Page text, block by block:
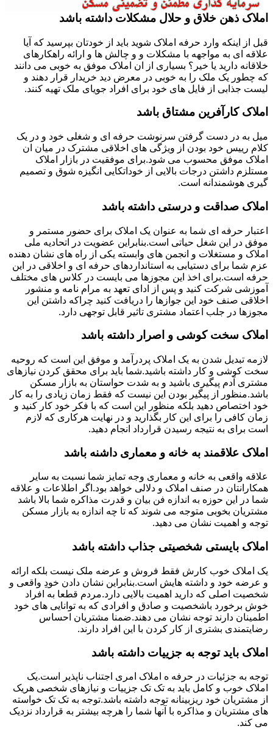
املاک ذهن خلاق و حلال مشکلات داشته باشد
قبل از اینکه وارد حرفه املاک شوید باید از خودتان بپرسید که آیا
علاقه ای به مواجهه با مشکلات و و چالش ها و ارائه راهکارهای
خلاقانه دارید یا خیر؟ بسیاری از ان املاک موفق به خوبی می دانند
که چطور یک ملک را به خوبی در معرض دید خریدار قرار دهند و
لیست جذابی از فایل های خود برای افراد جویای ملک تهیه کنند.
املاک کارآفرین مشتاق باشد
میل به در دست گرفتن سرنوشت حرفه ای و شغلی خود و در یک
کلام رییس خود بودن از ویژگی های اخلاقی مشترک در میان ان
املاک موفق محسوب می شود.برای موفقیت در بازار املاک
مستلزم داشتن درجات بالایی از خوداتکایی انگیزه شوق و تصمیم
گیری هوشمندانه است.
املاک صداقت و درستی داشته باشد
اعتبار حرفه ای شما به عنوان یک املاک برای حضور مستمر و
موفق در این شغل حیاتی است.بنابراین عضویت در اتحادیه ملی
املاک و مستغلات و انجمن های وابسته یکی از راه های نشان دهنده
عزم شما برای دستیابی به استانداردهای حرفه ای و اخلاقی در این
حرفه است.برای اخذ این مجوزها می بایست در کلاس های مختلف
آموزشی شرکت کنید و پس از ادای تعهد به مرام نامه و منشور
اخلاقی صنف خود این جوازها را دریافت کنید چراکه داشتن این
مجوزها در جلب اعتماد مشتری تاثیر قابل توجهی دارد.
املاک سخت کوشی و اصرار داشته باشد
لازمه تبدیل شدن به یک املاک پردرآمد و موفق این است که روحیه
سخت کوشی و کار داشته باشید.شما باید برای محقق کردن نیازهای
مشتری آدم پیگیری باشید و به شدت حواستان به بازار مسکن
باشد.منظور از پیگیر بودن این نیست که فقط زمان زیادی را به کار
خود اختصاص دهید بلکه منظور این است که با فکر خود کار کنید و
زمان کافی را برای این کار بگذارید و در نهایت هرکاری که لازم
است برای به نتیجه رسیدن قرارداد انجام دهید.
املاک علاقمند به خانه و معماری داشنه باشد
علاقه واقعی به خانه و معماری وجه تمایز شما نسبت به سایر
همکارانتان در صنف املاک و دلالی خواهد بود.اگر اطلاعات و علاقه
شما در این حوزه به اندازه فن بیان و قدرت مذاکره شما بالا باشد
مشتریان بخوبی متوجه می شوند که تا چه اندازه به بازار مسکن
توجه و اهمیت نشان می دهید.
املاک بایستی شخصیتی جذاب داشته باشد
یک املاک خوب کارش فقط فروش و عرضه ملک نیست بلکه ارائه
و عرضه خود و داشته هایش است.بنابراین نشان دادن خودِ واقعی و
شخصیت اصلی که دارید اهمیت بالایی دارد.مردم قطعا به افراد
خوش برخورد باشخصیت و صادق و افرادی که به توانایی های خود
اطمینان دارند توجه نشان می دهند.ضمنا مشتریان احساس
رضایتمندی بشتری از کار کردن با این افراد دارند.
املاک باید توجه به جزییات داشته باشد
توجه به جزئیات در حرفه ه املاک امری اجتناب ناپذیر است.یک
املاک خوب و کامل باید به تک تک جزییات و نیازهای شخصی هریک
از مشتریان خود ریزبینانه توجه داشته باشد.توجه به تک تک خواسته
های مشتریان و مذاکره با آنها شما را هرچه بیشتر به قرارداد نزدیک
می کند.